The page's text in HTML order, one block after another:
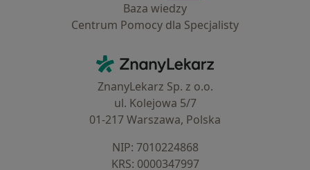
Baza wiedzy
Centrum Pomocy dla Specjalisty
ZnanyLekarz - Strona główna
ZnanyLekarz Sp. z o.o.
ul. Kolejowa 5/7
01-217 Warszawa, Polska
NIP: ⁠7010224868
KRS: ⁠0000347997